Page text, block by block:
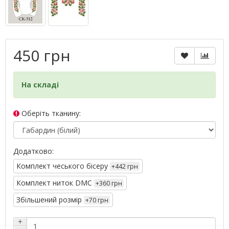
450 грн
На складі
Оберіть тканину:
Додатково:
Комплект чеського бісеру +442 грн
Комплект ниток DMC +360 грн
Збільшений розмір +70 грн
+